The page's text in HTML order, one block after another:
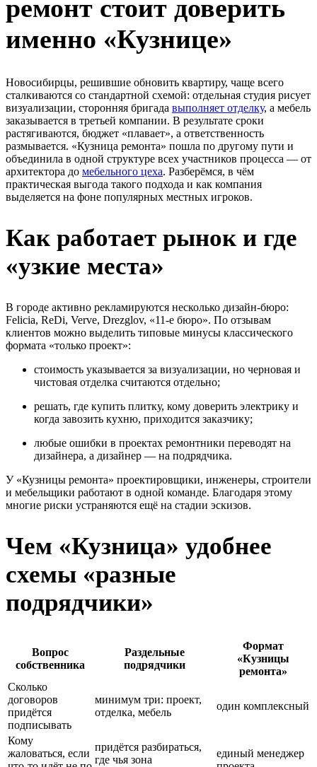
ремонт стоит доверить
именно «Кузнице»
Новосибирцы, решившие обновить квартиру, чаще всего
сталкиваются со стандартной схемой: отдельная студия рисует
визуализации, сторонняя бригада выполняет отделку, а мебель
заказывается в третьей компании. В результате сроки
растягиваются, бюджет «плавает», а ответственность
размывается. «Кузница ремонта» пошла по другому пути и
объединила в одной структуре всех участников процесса — от
архитектора до мебельного цеха. Разберёмся, в чём
практическая выгода такого подхода и как компания
выделяется на фоне популярных местных игроков.
Как работает рынок и где
«узкие места»
В городе активно рекламируются несколько дизайн-бюро:
Felicia, ReDi, Verve, Drezglov, «11-е бюро». По отзывам
клиентов можно выделить типовые минусы классического
формата «только проект»:
стоимость указывается за визуализации, но черновая и
чистовая отделка считаются отдельно;
решать, где купить плитку, кому доверить электрику и
когда завозить кухню, приходится заказчику;
любые ошибки в проектах ремонтники переводят на
дизайнера, а дизайнер — на подрядчика.
У «Кузницы ремонта» проектировщики, инженеры, строители
и мебельщики работают в одной команде. Благодаря этому
многие риски устраняются ещё на стадии эскизов.
Чем «Кузница» удобнее
схемы «разные
подрядчики»
Вопрос
собственника
Раздельные
подрядчики
Формат
«Кузницы
ремонта»
Сколько
договоров
придётся
подписывать
минимум три: проект,
отделка, мебель
один комплексный
Кому
жаловаться, если
придётся разбираться,
где чья зона
единый менеджер